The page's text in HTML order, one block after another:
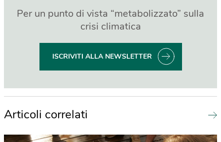
Per un punto di vista “metabolizzato” sulla
crisi climatica
ISCRIVITI ALLA NEWSLETTER
Articoli correlati